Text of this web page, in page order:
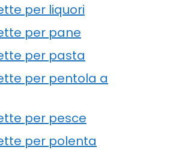
per liquori
per pane
per pasta
per pentola a
per pesce
per polenta